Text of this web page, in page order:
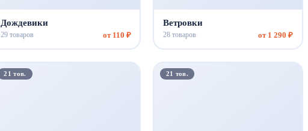
Дождевики
29 товаров· от 110 ₽
Ветровки
28 товаров· от 1 290 ₽
21 тов. 21 тов.